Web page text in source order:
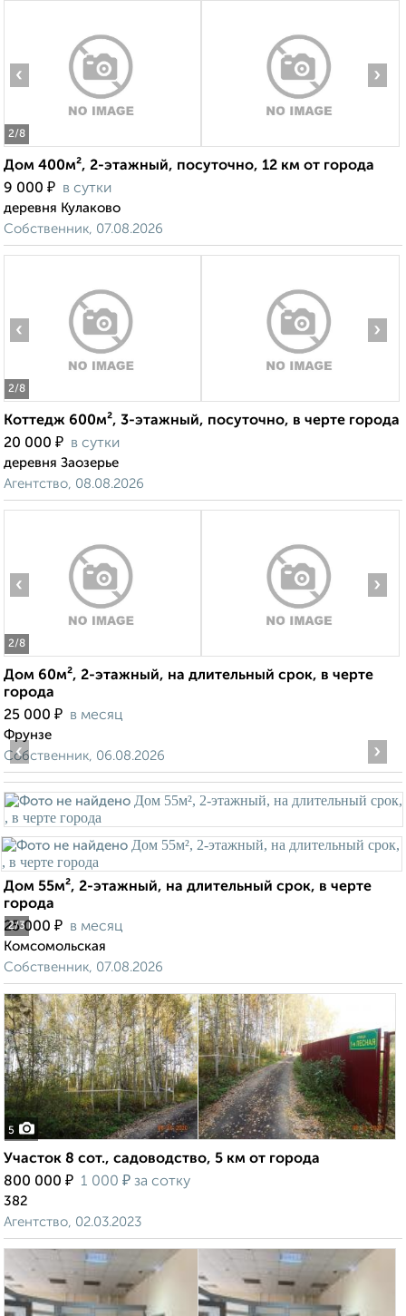
2/8
‹ ›
Дом 400м², 2-этажный, посуточно, 12 км от города
9 000 ₽ в сутки
деревня Кулаково
Собственник, 07.08.2026
2/8
‹ ›
Коттедж 600м², 3-этажный, посуточно, в черте города
20 000 ₽ в сутки
деревня Заозерье
Агентство, 08.08.2026
2/8
‹ ›
Дом 60м², 2-этажный, на длительный срок, в черте
города
25 000 ₽ в месяц
Фрунзе
Собственник, 06.08.2026
2/3
‹ ›
Дом 55м², 2-этажный, на длительный срок, в черте
города
25 000 ₽ в месяц
Комсомольская
Собственник, 07.08.2026
5
Участок 8 сот., садоводство, 5 км от города
800 000 ₽ 1 000 ₽ за сотку
382
Агентство, 02.03.2023